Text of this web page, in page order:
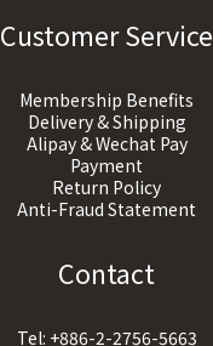
Customer Service
Membership Benefits
Delivery & Shipping
Alipay & Wechat Pay
Payment
Return Policy
Anti-Fraud Statement
Contact
Tel: +886-2-2756-5663